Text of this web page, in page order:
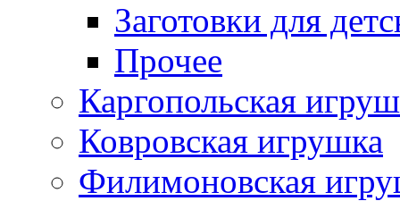
Заготовки для
Прочее
Каргопольская
Ковровская игрушка
Филимоновская